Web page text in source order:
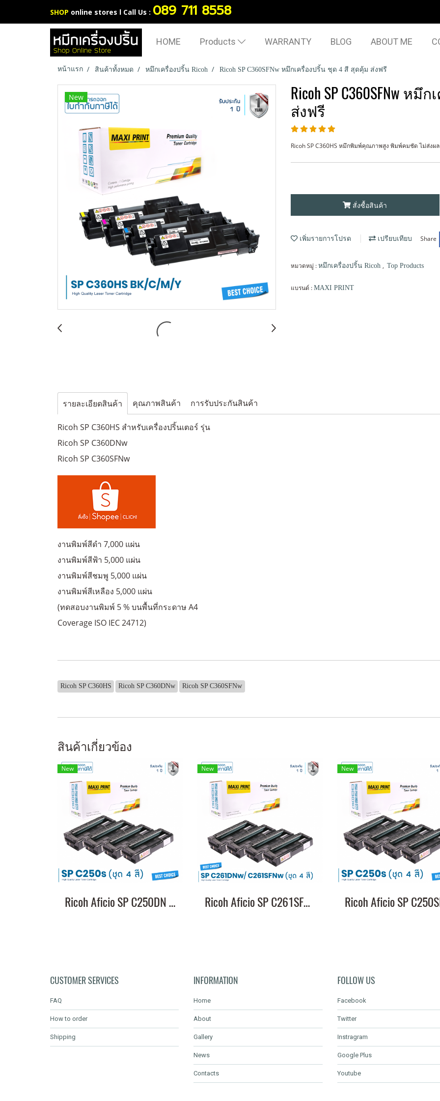
SHOP online stores l Call Us : 089 711 8558
HOME Products WARRANTY BLOG ABOUT ME
หน้าแรก สินค้าทั้งหมด หมึกเครื่องปริ้น Ricoh Ricoh SP C360SFNw หมึกเครื่องปริ้น ชุด 4 สี สุดคุ้ม ส่งฟรี
New
Ricoh SP C360SFNw
ส่งฟรี
Ricoh SP C360HS หมึกพิมพ์คุณภาพสูง พิมพ์คมชัด ไม่ส่งผ
สั่งซื้อสินค้า
เพิ่มรายการโปรด เปรียบเทียบ Share
หมวดหมู่ : หมึกเครื่องปริ้น Ricoh , Top Products
แบรนด์ : MAXI PRINT
รายละเอียดสินค้า คุณภาพสินค้า การรับประกันสินค้า
Ricoh SP C360HS สำหรับเครื่องปริ้นเตอร์ รุ่น
Ricoh SP C360DNw
Ricoh SP C360SFNw
งานพิมพ์สีดำ 7,000 แผ่น
งานพิมพ์สีฟ้า 5,000 แผ่น
งานพิมพ์สีชมพู 5,000 แผ่น
งานพิมพ์สีเหลือง 5,000 แผ่น
(ทดสอบงานพิมพ์ 5 % บนพื้นที่กระดาษ A4
Coverage ISO IEC 24712)
Ricoh SP C360HS Ricoh SP C360DNw Ricoh SP C360SFNw
สินค้าเกี่ยวข้อง
New
Ricoh Aficio SP C250DN หมึกเครื่องปริ้น ชุด 4 สี สุดคุ้ม ส่งฟรี
New
Ricoh Aficio SP C261SFNw หมึกเครื่องปริ้น ชุด 4 สี สุดคุ้ม ส่งฟรี
New
CUSTOMER SERVICES
FAQ
How to order
Shipping
INFORMATION
Home
About
Gallery
News
Contacts
FOLLOW US
Facebook
Twitter
Instragram
Google Plus
Youtube